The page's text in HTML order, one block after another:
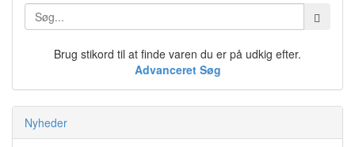
Brug stikord til at finde varen du er på udkig efter.
Advanceret Søg
Nyheder